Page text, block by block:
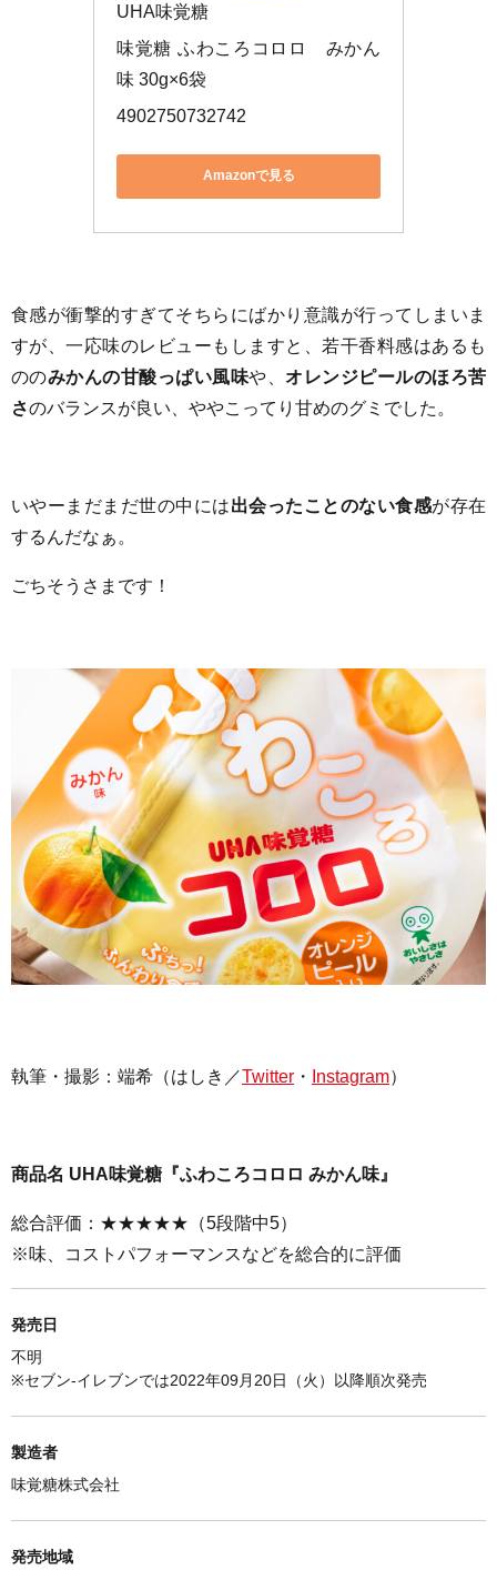
UHA味覚糖
味覚糖 ふわころコロロ　みかん
味 30g×6袋
4902750732742
Amazonで見る
食感が衝撃的すぎてそちらにばかり意識が行ってしまいま
すが、一応味のレビューもしますと、若干香料感はあるも
ののみかんの甘酸っぱい風味や、 オレンジピールのほろ苦
さのバランスが良い、ややこってり甘めのグミでした。
いやーまだまだ世の中には出会ったことのない食感が存在
するんだなぁ。
ごちそうさまです！
執筆・撮影： 端希（はしき／Twitter ・ Instagram）
商品名 UHA味覚糖『ふわころコロロ みかん味』
総合評価：★★★★★（5段階中5）
※味、コストパフォーマンスなどを総合的に評価
発売日
不明
※セブン-イレブンでは2022年09月20日（火）以降順次発売
製造者
味覚糖株式会社
発売地域